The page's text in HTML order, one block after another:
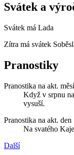
Svátek a
Svátek má Lada
Zítra má svátek
Pranostiky
Pranostika na akt.
Když v srpnu
vysuší.
Pranostika na akt. den
Na svatého
Další